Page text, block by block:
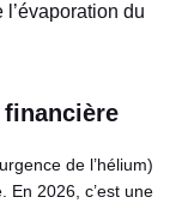
du
de l’hélium)
En 2026, c’est une